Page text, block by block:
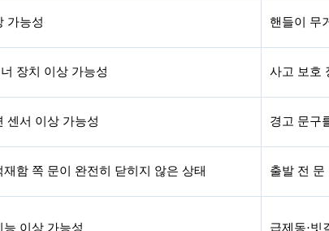
가능성 핸들이 무
장치 이상 가능성 사고 보호
센서 이상 가능성 경고 문구
함 쪽 문이 완전히 닫히지 않은 상태 출발 전 문
이상 가능성 급제동·빗